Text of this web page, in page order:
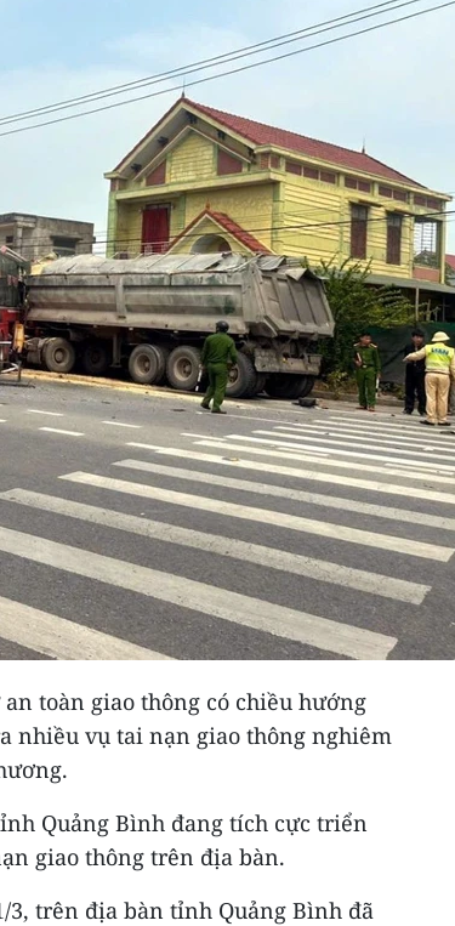
toàn giao thông có chiều hướng
nhiều vụ tai nạn giao thông nghiêm
Quảng Bình đang tích cực triển
giao thông trên địa bàn.
3, trên địa bàn tỉnh Quảng Bình đã